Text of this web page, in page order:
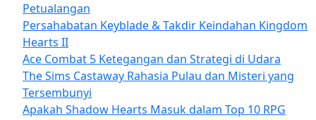
Petualangan
Persahabatan Keyblade & Takdir Keindahan Kingdom
Hearts II
Ace Combat 5 Ketegangan dan Strategi di Udara
The Sims Castaway Rahasia Pulau dan Misteri yang
Tersembunyi
Apakah Shadow Hearts Masuk dalam Top 10 RPG